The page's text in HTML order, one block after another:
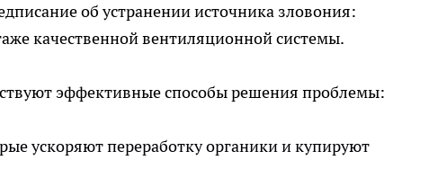
об устранении источника зловония:
качественной вентиляционной системы.
эффективные способы решения проблемы:
ускоряют переработку органики и купируют